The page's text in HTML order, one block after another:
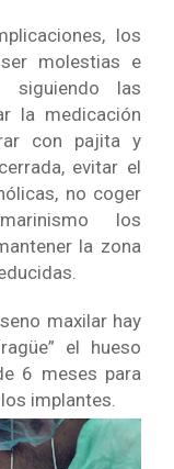
los
molestias e
siguiendo las
la medicación
con pajita y
evitar el
no coger
los
la zona
maxilar hay
el hueso
6 meses para
implantes.